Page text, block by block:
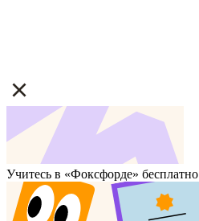
Учитесь в «Фоксфорде» бесплатно